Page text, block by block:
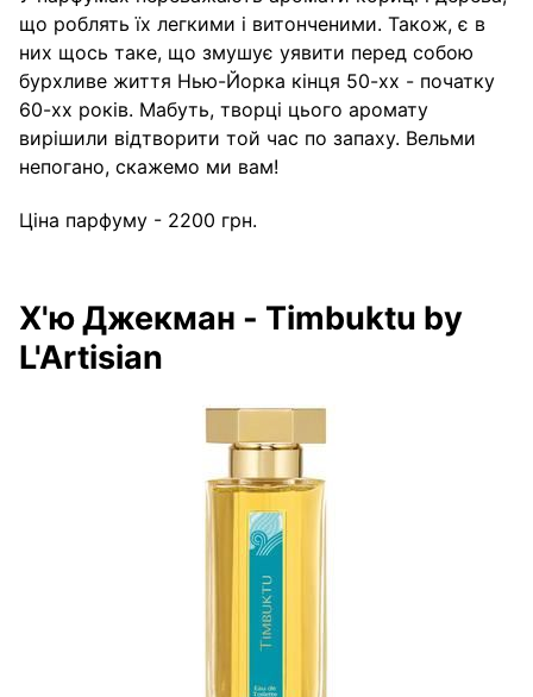
що роблять їх легкими і витонченими. Також, є в
них щось таке, що змушує уявити перед собою
бурхливе життя Нью-Йорка кінця 50-хх - початку
60-хх років. Мабуть, творці цього аромату
вирішили відтворити той час по запаху. Вельми
непогано, скажемо ми вам!
Ціна парфуму - 2200 грн.
Х'ю Джекман - Timbuktu by
L'Artisian